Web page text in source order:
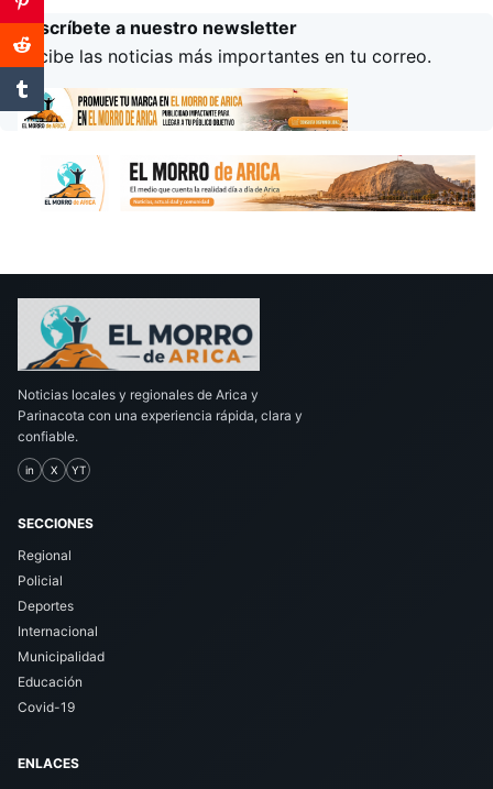
Suscríbete a nuestro newsletter
Recibe las noticias más importantes en tu correo.
Noticias locales y regionales de Arica y
Parinacota con una experiencia rápida, clara y
confiable.
in X YT
SECCIONES
Regional
Policial
Deportes
Internacional
Municipalidad
Educación
Covid-19
ENLACES